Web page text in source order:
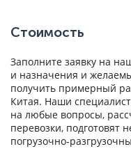
Стоимость
Заполните заявку на
и назначения и
получить примерный
Китая. Наши
на любые вопросы,
перевозки, подготовят
погрузочно-